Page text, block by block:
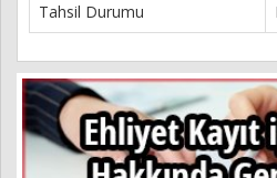
Tahsil Durumu